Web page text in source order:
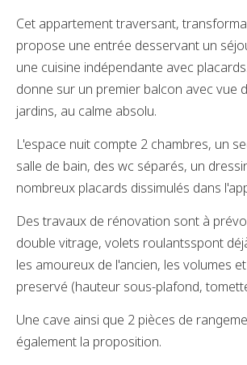
Cet appartement traversant,
propose une entrée desservant un
une cuisine indépendante avec
donne sur un premier balcon avec vue
jardins, au calme absolu.
L'espace nuit compte 2 chambres, un
salle de bain, des wc séparés, un
nombreux placards dissimulés dans
Des travaux de rénovation sont à
double vitrage, volets roulantsspont
les amoureux de l'ancien, les volumes
preservé (hauteur sous-plafond,
Une cave ainsi que 2 pièces de
également la proposition.